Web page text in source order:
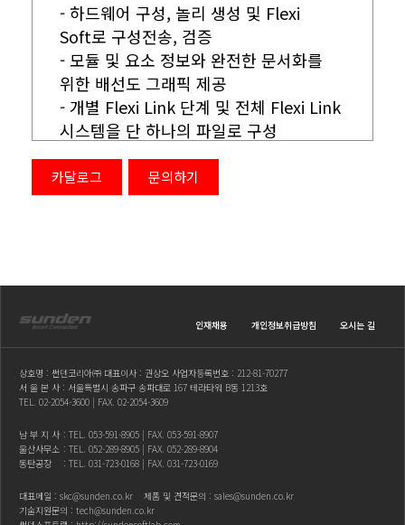
- 하드웨어 구성, 놀리 생성 및 Flexi
Soft로 구성전송, 검증
- 모듈 및 요소 정보와 완전한 문서화를
위한 배선도 그래픽 제공
- 개별 Flexi Link 단계 및 전체 Flexi Link
시스템을 단 하나의 파일로 구성
- 드래그 앤 드롭을 이용한 간편한 논리
연결
- Flexi Soft 단계마다 최대 255개의
라이선스 옵션 제공
카달로그 문의하기
인재채용 개인정보취급방침 오시는 길
상호명 : 썬덴코리아㈜ 대표이사 : 권상오 사업자등록번호 : 212-81-70277
서 울 본 사 : 서울특별시 송파구 송파대로 167 테라타워 B동 1213호
TEL. 02-2054-3600 | FAX. 02-2054-3609
남 부 지 사 : TEL. 053-591-8905 | FAX. 053-591-8907
울산사무소 : TEL. 052-289-8905 | FAX. 052-289-8904
동탄공장
: TEL. 031-723-0168 | FAX. 031-723-0169
대표메일 : skc@sunden.co.kr 제품 및 견적문의 : sales@sunden.co.kr
기술지원문의 : tech@sunden.co.kr